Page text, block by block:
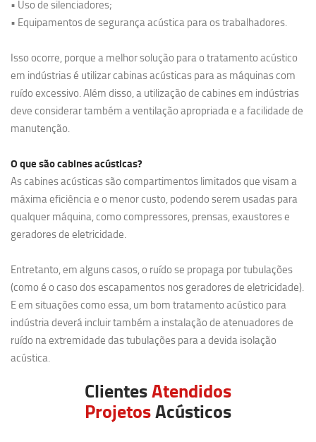
• Uso de silenciadores;
• Equipamentos de segurança acústica para os trabalhadores.
Isso ocorre, porque a melhor solução para o tratamento acústico
em indústrias é utilizar cabinas acústicas para as máquinas com
ruído excessivo. Além disso, a utilização de cabines em indústrias
deve considerar também a ventilação apropriada e a facilidade de
manutenção.
O que são cabines acústicas?
As cabines acústicas são compartimentos limitados que visam a
máxima eficiência e o menor custo, podendo serem usadas para
qualquer máquina, como compressores, prensas, exaustores e
geradores de eletricidade.
Entretanto, em alguns casos, o ruído se propaga por tubulações
(como é o caso dos escapamentos nos geradores de eletricidade).
E em situações como essa, um bom tratamento acústico para
indústria deverá incluir também a instalação de atenuadores de
ruído na extremidade das tubulações para a devida isolação
acústica.
ClientesAtendidos
ProjetosAcústicos